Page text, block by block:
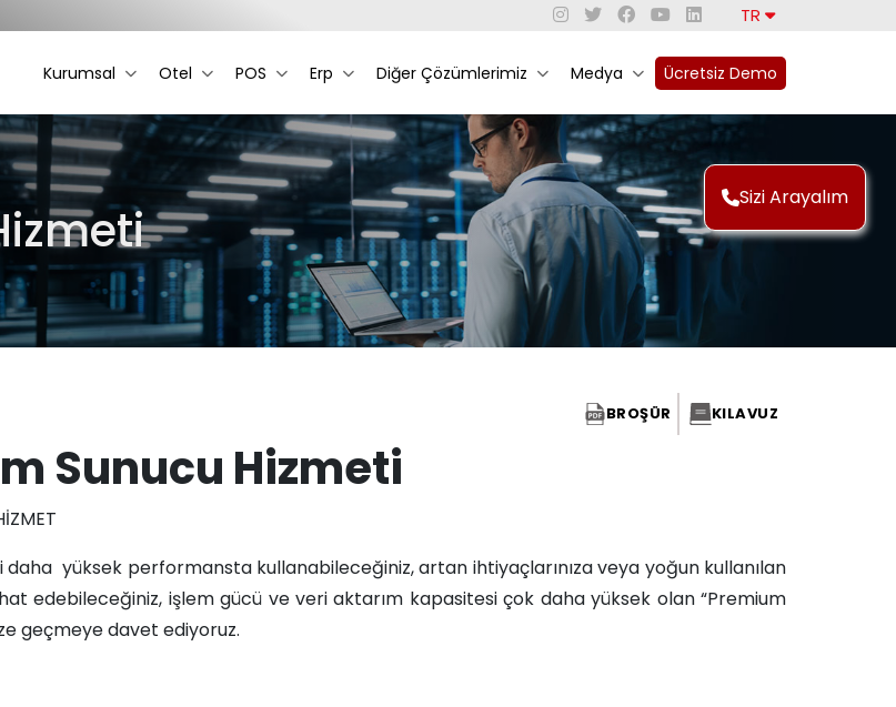
TR
Kurumsal Otel POS Erp Diğer Çözümlerimiz Medya Ücretsiz Demo
Sizi Arayalım
BROŞÜR KILAVUZ
Sunucu Hizmeti
daha yüksek performansta kullanabileceğiniz, artan ihtiyaçlarınıza veya yoğun kullanılan
edebileceğiniz, işlem gücü ve veri aktarım kapasitesi çok daha yüksek olan “Premium
geçmeye davet ediyoruz.​​